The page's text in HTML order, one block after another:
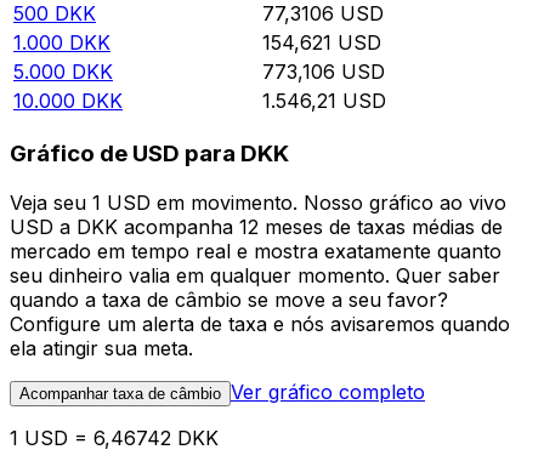
500 DKK 77,3106 USD
1.000 DKK 154,621 USD
5.000 DKK 773,106 USD
10.000 DKK 1.546,21 USD
Gráfico de USD para DKK
Veja seu 1 USD em movimento. Nosso gráfico ao vivo
USD a DKK acompanha 12 meses de taxas médias de
mercado em tempo real e mostra exatamente quanto
seu dinheiro valia em qualquer momento. Quer saber
quando a taxa de câmbio se move a seu favor?
Configure um alerta de taxa e nós avisaremos quando
ela atingir sua meta.
Acompanhar taxa de câmbio Ver gráfico completo
1 USD = 6,46742 DKK